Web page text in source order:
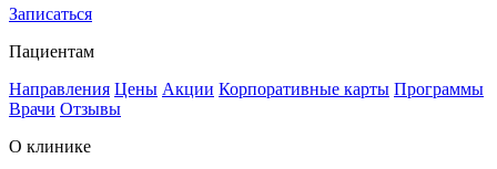
Записаться
Пациентам
Направления Цены Акции Корпоративные карты Программы
Врачи Отзывы
О клинике